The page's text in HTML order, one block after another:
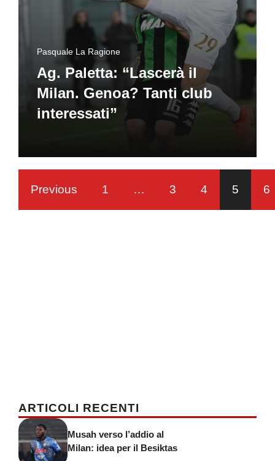
Pasquale La Ragione
Ag. Paletta: “Lascerà il
Milan. Genoa? Tanti club
interessati”
Previous 1 … 3 4 5 6
ARTICOLI RECENTI
Musah verso l’addio al
Milan: idea per il Besiktas